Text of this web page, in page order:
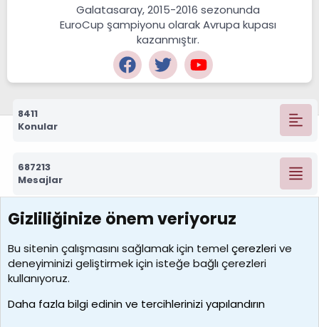
Galatasaray, 2015-2016 sezonunda
EuroCup şampiyonu olarak Avrupa kupası
kazanmıştır.
8411
Konular
687213
Mesajlar
7388
Kullanıcılar
borabekirogluu
Son üye
Gizliliğinize önem veriyoruz
Bu sitenin çalışmasını sağlamak için temelçerezlerive
deneyiminizi geliştirmek için isteğe bağlı çerezleri
kullanıyoruz.
Daha fazla bilgi edinin ve tercihlerinizi yapılandırın